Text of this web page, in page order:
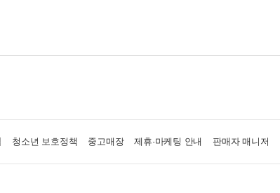
청소년 보호정책 중고매장 제휴·마케팅 안내 판매자 매니저